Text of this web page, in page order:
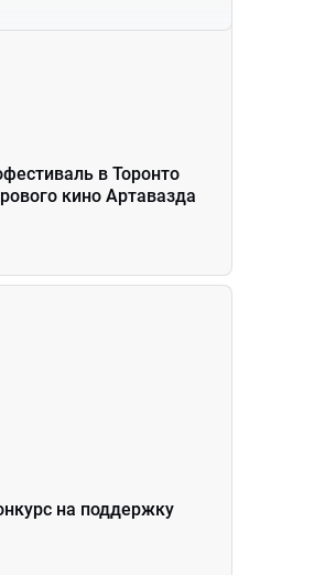
в Торонто
кино Артавазда
на поддержку